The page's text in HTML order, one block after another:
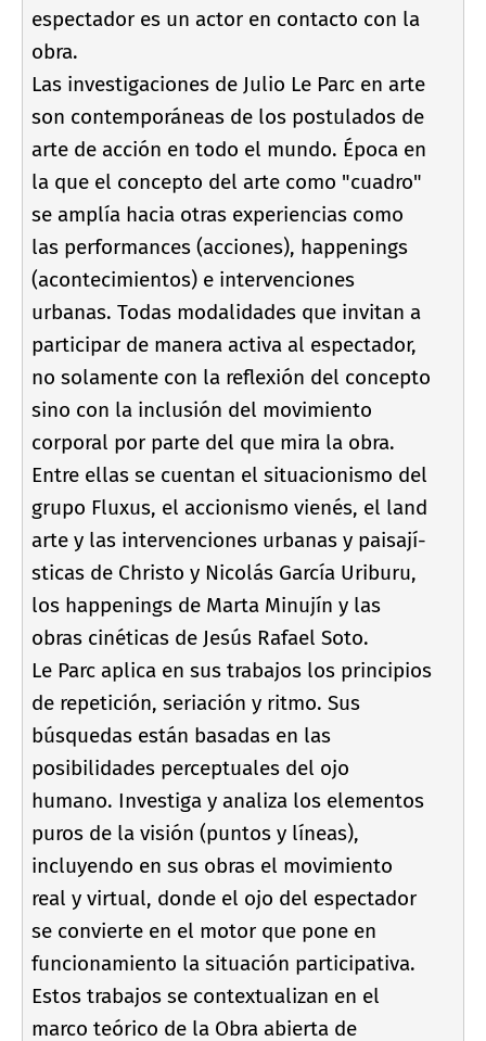
espectador es un actor en contacto con la
obra.
Las investigaciones de Julio Le Parc en arte
son contemporáneas de los postulados de
arte de acción en todo el mundo. Época en
la que el concepto del arte como "cuadro"
se amplí­a hacia otras experiencias como
las performances (acciones), happenings
(acontecimientos) e intervenciones
urbanas. Todas modalidades que invitan a
participar de manera activa al espectador,
no solamente con la reflexión del concepto
sino con la inclusión del movimiento
corporal por parte del que mira la obra.
Entre ellas se cuentan el situacionismo del
grupo Fluxus, el accionismo vienés, el land
arte y las intervenciones urbanas y paisají­
sticas de Christo y Nicolás Garcí­a Uriburu,
los happenings de Marta Minují­n y las
obras cinéticas de Jesús Rafael Soto.
Le Parc aplica en sus trabajos los principios
de repetición, seriación y ritmo. Sus
búsquedas están basadas en las
posibilidades perceptuales del ojo
humano. Investiga y analiza los elementos
puros de la visión (puntos y lí­neas),
incluyendo en sus obras el movimiento
real y virtual, donde el ojo del espectador
se convierte en el motor que pone en
funcionamiento la situación participativa.
Estos trabajos se contextualizan en el
marco teórico de la Obra abierta de